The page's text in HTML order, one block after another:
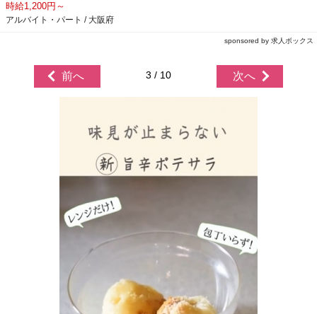
時給1,200円～
アルバイト・パート / 大阪府
sponsored by 求人ボックス
前へ 3 / 10 次へ